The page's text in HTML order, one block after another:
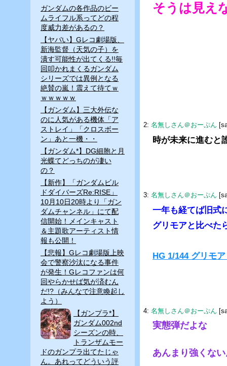
そうは見え
2: 名無しさん＠おーぷん
時が未来に進むと
3: 名無しさん＠おーぷん
一年も経てば旧式
グリモアと比べた
HG 1/144 グリモ
4: 名無しさん＠おーぷん
実態弾だよな
あんまり強くな
ガンダムの各作品のビー
ムライフル系ってどの程
度威力差があるの？
【ヤバい】Gレコ劇場版、
新海監督（天気の子）を
潰す可能性が出てくる!!毎
回叩かれまくるガンダム
シリーズでは異例となる
絶賛の嵐！震えて待てｗ
ｗｗｗｗｗ
【ガンダム】三大外伝な
のに人気がある機体「ア
ストレイ」「クロスボー
ン」あと一機・・
【ガンダム*】DG細胞と月
光蝶てどっちのが凄い
の？
【新作】「ガンダムビル
ドダイバーズRe:RISE」
10月10日20時より「ガン
ダムチャンネル」にて配
信開始！メインキャスト
＆主題歌アーティスト情
報も公開！
【悲報】Gレコ劇場版上映
会で警察沙汰になる事件
が発生！Gレコファンは何
回やらかせば気が済むん
だ!?（みんなで注意喚起し
よう）
【ガンプラ*】
ガンダム002nd
シーズンの時、
トランザムモー
ドのガンプラ出てたじゃ
ん。あれってどういう評